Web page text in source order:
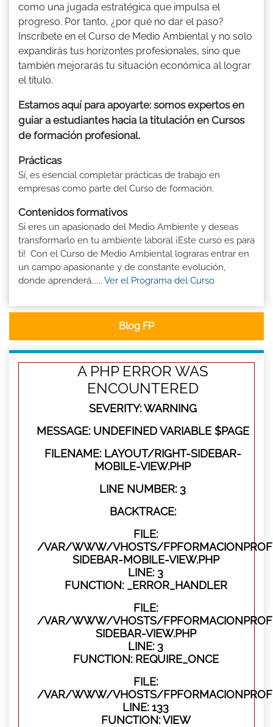
como una jugada estratégica que impulsa el
progreso. Por tanto, ¿por qué no dar el paso?
Inscríbete en el Curso de Medio Ambiental y no solo
expandirás tus horizontes profesionales, sino que
también mejorarás tu situación económica al lograr
el título.
Estamos aquí para apoyarte: somos expertos en
guiar a estudiantes hacia la titulación en Cursos
de formación profesional.
Prácticas
Sí, es esencial completar prácticas de trabajo en
empresas como parte del Curso de formación.
Contenidos formativos
Si eres un apasionado del Medio Ambiente y deseas
transformarlo en tu ambiente laboral ¡Este curso es para
ti! Con el Curso de Medio Ambiental lograras entrar en
un campo apasionante y de constante evolución,
donde aprenderá...... Ver el Programa del Curso
Blog FP
A PHP ERROR WAS
ENCOUNTERED
SEVERITY: WARNING
MESSAGE: UNDEFINED VARIABLE $PAGE
FILENAME: LAYOUT/RIGHT-SIDEBAR-
MOBILE-VIEW.PHP
LINE NUMBER: 3
BACKTRACE:
FILE:
/VAR/WWW/VHOSTS/
SIDEBAR-MOBILE-VIEW.PHP
LINE: 3
FUNCTION: _ERROR_HANDLER
FILE:
/VAR/WWW/VHOSTS/
SIDEBAR-VIEW.PHP
LINE: 3
FUNCTION: REQUIRE_ONCE
FILE:
/VAR/WWW/VHOSTS/
LINE: 133
FUNCTION: VIEW